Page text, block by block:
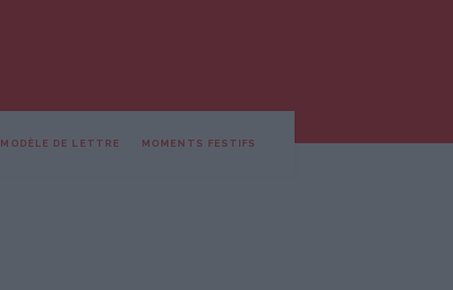
MODÈLE DE LETTRE MOMENTS FESTIFS